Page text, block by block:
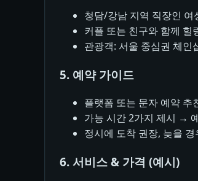
청담/강남 지역 직장인 여
커플 또는 친구와 함께 힐
관광객: 서울 중심권 체인
5. 예약 가이드
플랫폼 또는 문자 예약
가능 시간 2가지 제시 →
정시에 도착 권장, 늦을
6. 서비스 & 가격 (예시)